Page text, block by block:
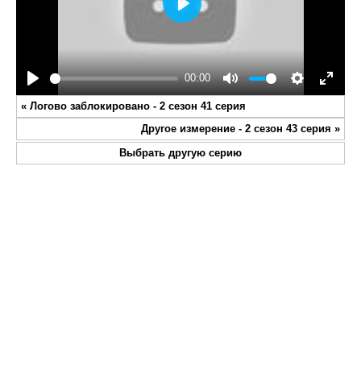
Play
00:00
Mute Settings
Enter
Play
« Логово заблокировано - 2 сезон 41 серия
Другое измерение - 2 сезон 43 серия »
Выбрать другую серию